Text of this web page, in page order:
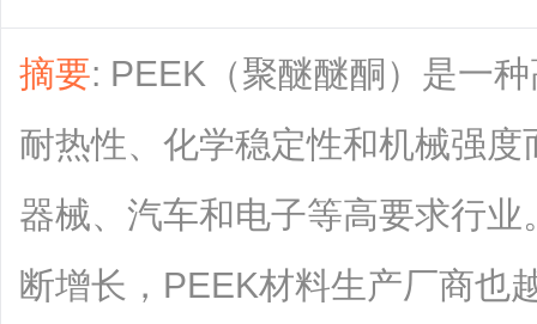
摘要: PEEK（聚醚醚酮）是一
耐热性、化学稳定性和机械强
器械、汽车和电子等高要求行
断增长，PEEK材料生产厂商也